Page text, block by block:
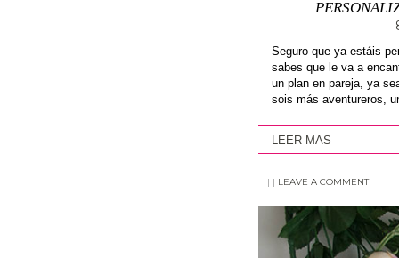
Seguro que ya estáis
sabes que le va a
un plan en pareja, ya
sois más aventureros,
LEER MAS
| | LEAVE A COMMENT